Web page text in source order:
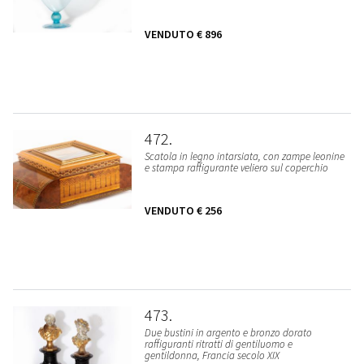
VENDUTO € 896
472
Scatola in legno intarsiata, con zampe leonine
e stampa raffigurante veliero sul coperchio
VENDUTO € 256
473
Due bustini in argento e bronzo dorato
raffiguranti ritratti di gentiluomo e
gentildonna, Francia secolo XIX